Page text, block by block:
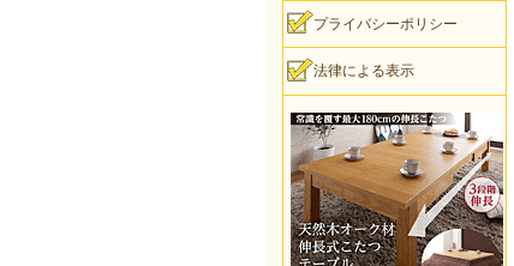
プライバシーポリシー
法律による表示